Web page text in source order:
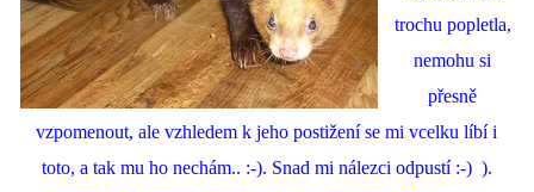
trochu popletla,
nemohu si
přesně
vzpomenout, ale vzhledem k jeho postižení se mi vcelku líbí i
toto, a tak mu ho nechám.. :-). Snad mi nálezci odpustí :-) ).